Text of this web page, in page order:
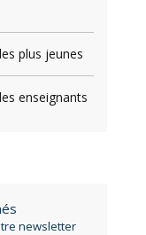
plus jeunes
enseignants
newsletter